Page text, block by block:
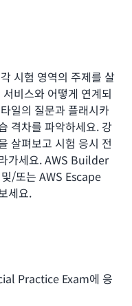
시험 영역의 주제를 살
비스와 어떻게 연계되
일의 질문과 플래시카
격차를 파악하세요. 강
살펴보고 시험 응시 전
가세요. AWS Builder
/또는 AWS Escape
세요.
Practice Exam에 응